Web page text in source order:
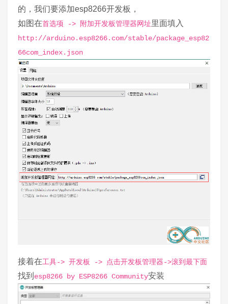
的，我们要添加esp8266开发板，
如图在首选项 -> 附加开发板管理器网址里面填入
http://arduino.esp8266.com/stable/package_esp82
66com_index.json
接着在工具-> 开发板 -> 点击开发板管理器->滚到最下面
找到 esp8266 by ESP8266 Community安装